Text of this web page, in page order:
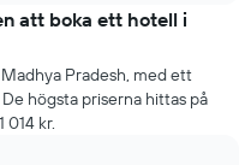
att boka ett hotell i
Pradesh, med ett
högsta priserna hittas på
014 kr.